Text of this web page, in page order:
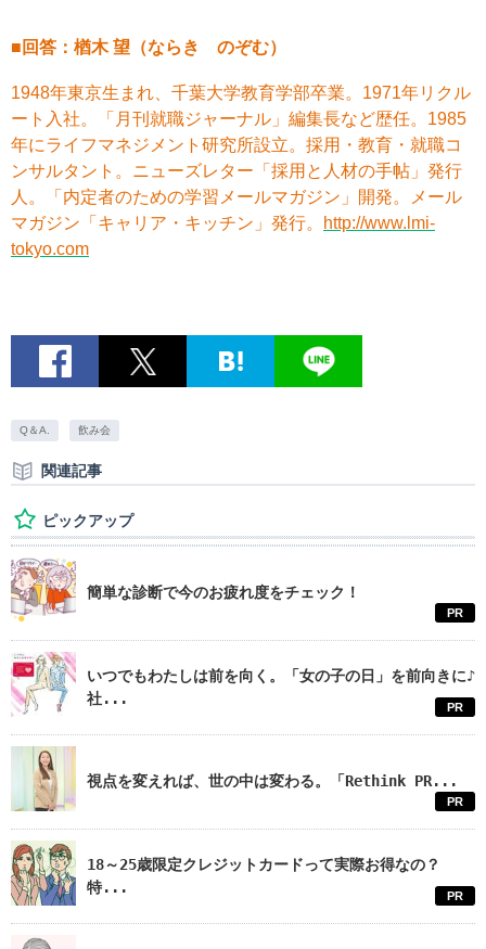
■回答：楢木 望（ならき のぞむ）
1948年東京生まれ、千葉大学教育学部卒業。1971年リクル
ート入社。「月刊就職ジャーナル」編集長など歴任。1985
年にライフマネジメント研究所設立。採用・教育・就職コ
ンサルタント。ニューズレター「採用と人材の手帖」発行
人。「内定者のための学習メールマガジン」開発。メール
マガジン「キャリア・キッチン」発行。
http://www.lmi-
tokyo.com
Q＆A. 飲み会
関連記事
ピックアップ
簡単な診断で今のお疲れ度をチェック！
PR
いつでもわたしは前を向く。「女の子の日」を前向きに♪
社...
PR
視点を変えれば、世の中は変わる。「Rethink PR...
PR
18～25歳限定クレジットカードって実際お得なの？
特...
PR